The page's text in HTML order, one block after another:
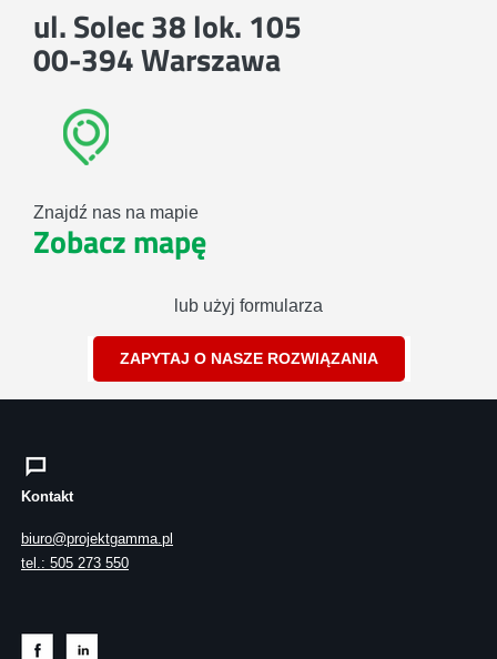
ul. Solec 38 lok. 105
00-394 Warszawa
Znajdź nas na mapie
Zobacz mapę
lub użyj formularza
ZAPYTAJ O NASZE ROZWIĄZANIA
Kontakt
biuro@projektgamma.pl
tel.: 505 273 550